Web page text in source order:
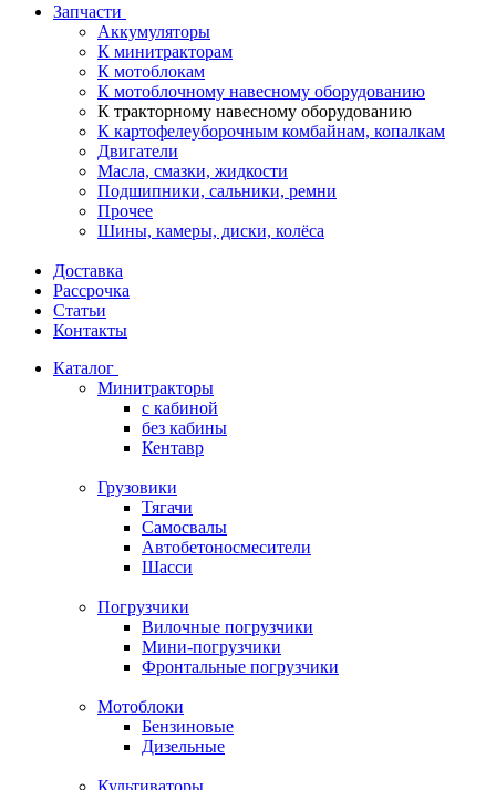
Запчасти
Аккумуляторы
К минитракторам
К мотоблокам
К мотоблочному навесному оборудованию
К тракторному навесному оборудованию
К картофелеуборочным комбайнам, копалкам
Двигатели
Масла, смазки, жидкости
Подшипники, сальники, ремни
Прочее
Шины, камеры, диски, колёса
Доставка
Рассрочка
Статьи
Контакты
Каталог
Минитракторы
c кабиной
без кабины
Кентавр
Грузовики
Тягачи
Самосвалы
Автобетоносмесители
Шасси
Погрузчики
Вилочные погрузчики
Мини-погрузчики
Фронтальные погрузчики
Мотоблоки
Бензиновые
Дизельные
Культиваторы